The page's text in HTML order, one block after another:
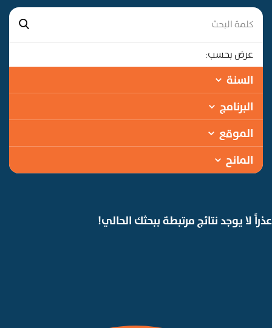
عرض بحسب:
السنة
البرنامج
الموقع
المانح
عذراً لا يوجد نتائج مرتبطة ببحثك الحالي!